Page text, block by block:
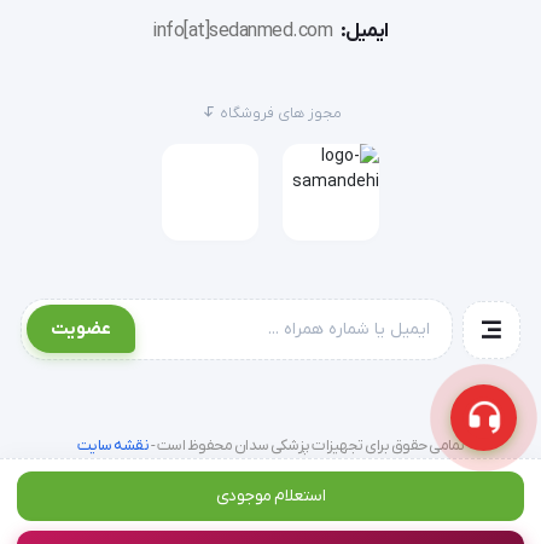
سوند بینی (Nasal Cannula) یا ماسک را به
استفاده از نبولایزر (در صورت نیاز):
کرده، شلنگ نبولایزر را به خروجی مخصوص نبولایزر متصل
پرسش‌های متداول (FAQ)
1. هر چند وقت یکبار باید فیلترهای دستگاه تعویض
شوند؟
فیلتر اسفنجی خارجی باید هفته‌ای یک‌بار شسته و خشک
شود. فیلتر داخلی (HEPA) معمولاً بسته به میزان گرد و غبار
استعلام موجودی
ایمیل: info[at]sedanmed.com
مجوز های فروشگاه
عضویت
تمامی حقوق برای تجهیزات پزشکی سدان محفوظ است -نقشه سایت